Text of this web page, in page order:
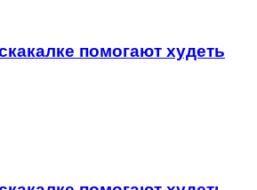
помогают худеть